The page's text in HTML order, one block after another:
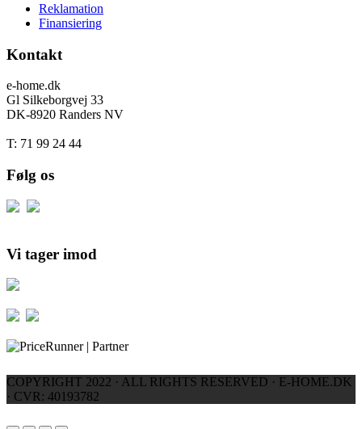
Reklamation
Finansiering
Kontakt
e-home.dk
Gl Silkeborgvej 33
DK-8920 Randers NV
T: 71 99 24 44
Følg os
Vi tager imod
COPYRIGHT 2022 · ALL RIGHTS RESERVED · E-HOME.DK
· CVR: 40193782